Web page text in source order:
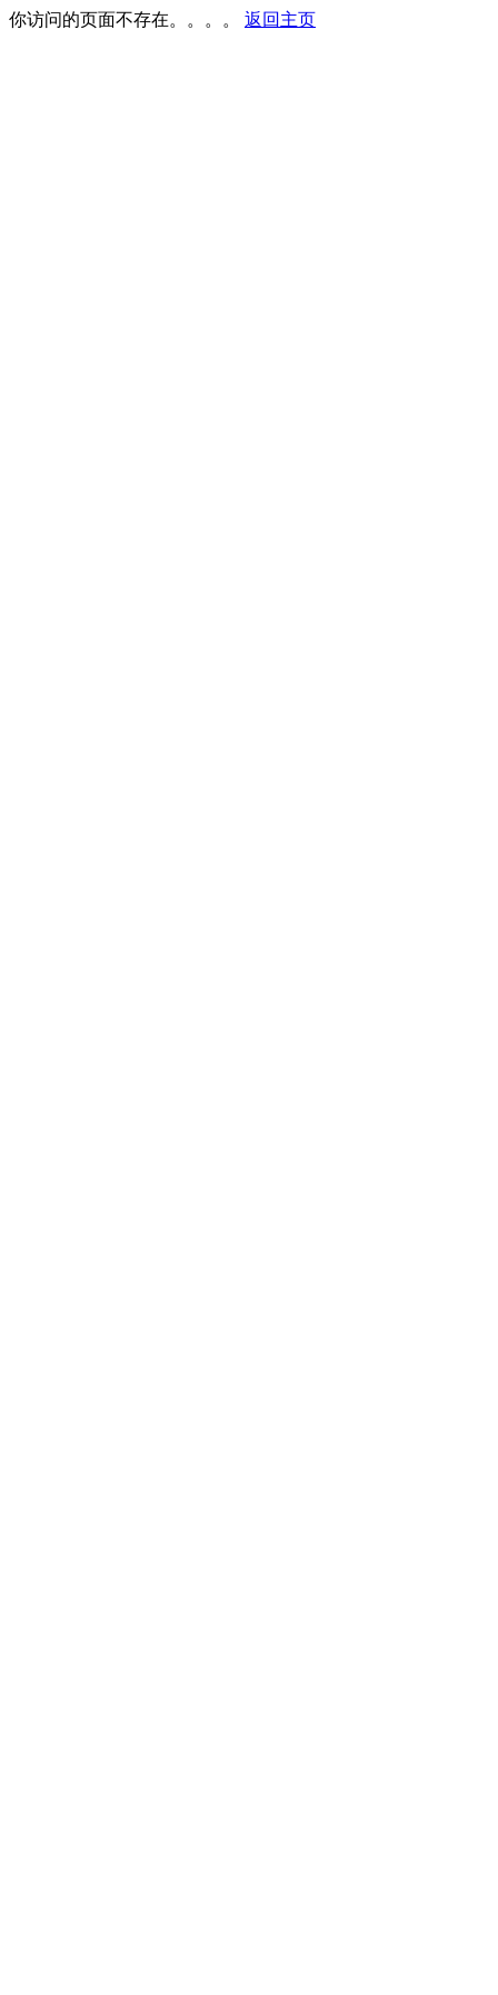
你访问的页面不存在。。。。 返回主页